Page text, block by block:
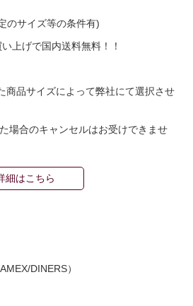
サイズ等の条件有)
上げで国内送料無料！！
商品サイズによって弊社にて選択させ
場合のキャンセルはお受けできませ
細はこちら
DINERS）